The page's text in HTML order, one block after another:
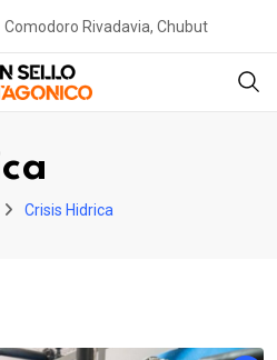
Comodoro Rivadavia, Chubut
Crisis Hidrica